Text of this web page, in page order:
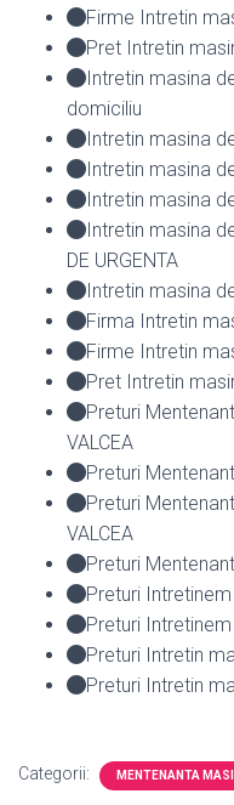
Firme Intretin
Pret Intretin
Intretin masina
domiciliu
Intretin masina
Intretin masina
Intretin masina
Intretin masina
DE URGENTA
Intretin masina
Firma Intretin
Firme Intretin
Pret Intretin
Preturi
VALCEA
Preturi
Preturi
VALCEA
Preturi
Preturi
Preturi
Preturi Intretin
Preturi Intretin
Categorii: MENTENANTA